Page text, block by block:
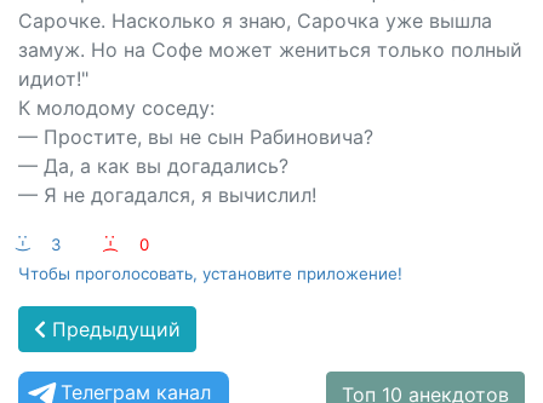
Сарочке. Насколько я знаю, Сарочка уже вышла
замуж. Но на Софе может жениться только полный
идиот!"
К молодому соседу:
— Простите, вы не сын Рабиновича?
— Да, а как вы догадались?
— Я не догадался, я вычислил!
:-) 3 :-(
0
Чтобы проголосовать, установите приложение!
Предыдущий
Телеграм канал Топ 10 анекдотов